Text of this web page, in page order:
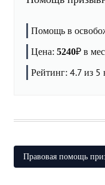
Помощь в
Цена: 5240₽ в
Рейтинг: 4.7 из 5
Правовая помощь